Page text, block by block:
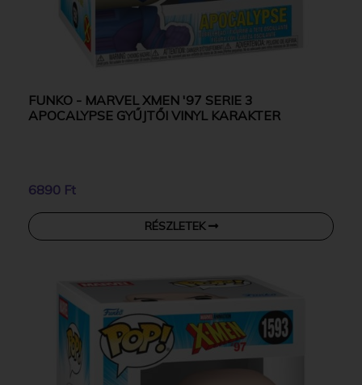
FUNKO - MARVEL XMEN '97 SERIE 3
APOCALYPSE GYŰJTŐI VINYL KARAKTER
6890 Ft
RÉSZLETEK